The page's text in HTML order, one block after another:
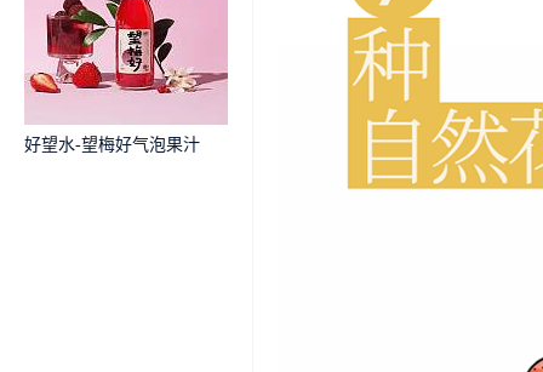
好望水-望梅好气泡果汁